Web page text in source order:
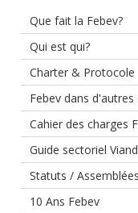
Que fait la Febev?
Qui est qui?
Charter & Protocole
Febev dans
Cahier des charges
Guide sectoriel
Statuts /
10 Ans Febev